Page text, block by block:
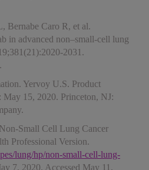
Bernabe Caro R, et al.
in advanced non–small-cell lung
2031.
Yervoy U.S. Product
May 15, 2020. Princeton, NJ:
Small Cell Lung Cancer
Professional Version.
lung/hp/non-small-cell-lung-
7, 2020. Accessed May 11,